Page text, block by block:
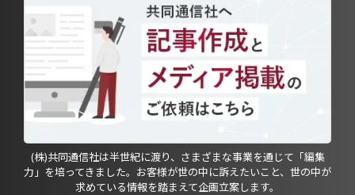
(株)共同通信社は半世紀に渡り、さまざまな事業を通じて「編集
力」を培ってきました。お客様が世の中に訴えたいこと、世の中が
求めている情報を踏まえて企画立案します。